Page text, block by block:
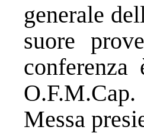
generale
suore
Messa